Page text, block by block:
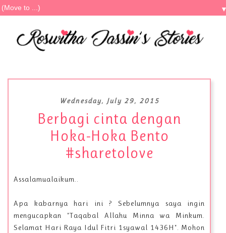
Wednesday, July 29, 2015
Berbagi cinta dengan
Hoka-Hoka Bento
#sharetolove
Assalamualaikum..
Apa kabarnya hari ini ? Sebelumnya saya ingin
mengucapkan "Taqabal Allahu Minna wa Minkum.
Selamat Hari Raya Idul Fitri 1syawal 1436H". Mohon